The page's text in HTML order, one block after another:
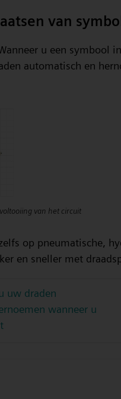
van
u een symbool
automatisch en
van het circuit
op pneumatische,
en sneller met
uw draden
wanneer u